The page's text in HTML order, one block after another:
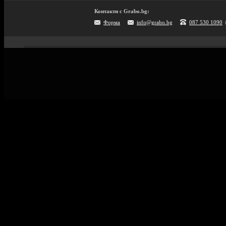
Контакти с Grabo.bg:
Форма
info@grabo.bg 087 530 1090